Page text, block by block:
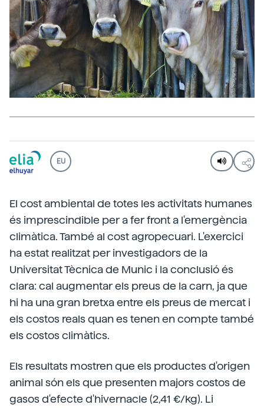
EU
El cost ambiental de totes les activitats humanes
és imprescindible per a fer front a l'emergència
climàtica. També al cost agropecuari. L'exercici
ha estat realitzat per investigadors de la
Universitat Tècnica de Munic i la conclusió és
clara: cal augmentar els preus de la carn, ja que
hi ha una gran bretxa entre els preus de mercat i
els costos reals quan es tenen en compte també
els costos climàtics.
Els resultats mostren que els productes d'origen
animal són els que presenten majors costos de
gasos d'efecte d'hivernacle (2,41 €/kg). Li